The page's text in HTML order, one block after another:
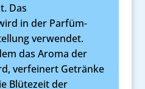
Das
in der Parfüm-
verwendet.
das Aroma der
verfeinert Getränke
Blütezeit der